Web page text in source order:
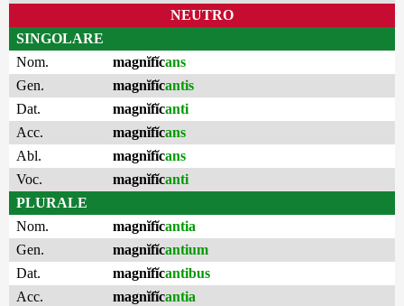
NEUTRO
SINGOLARE
Nom.
magnĭfĭcans
Gen.
magnĭfĭcantis
Dat.
magnĭfĭcanti
Acc.
magnĭfĭcans
Abl.
magnĭfĭcans
Voc.
magnĭfĭcanti
PLURALE
Nom.
magnĭfĭcantia
Gen.
magnĭfĭcantium
Dat.
magnĭfĭcantibus
Acc.
magnĭfĭcantia